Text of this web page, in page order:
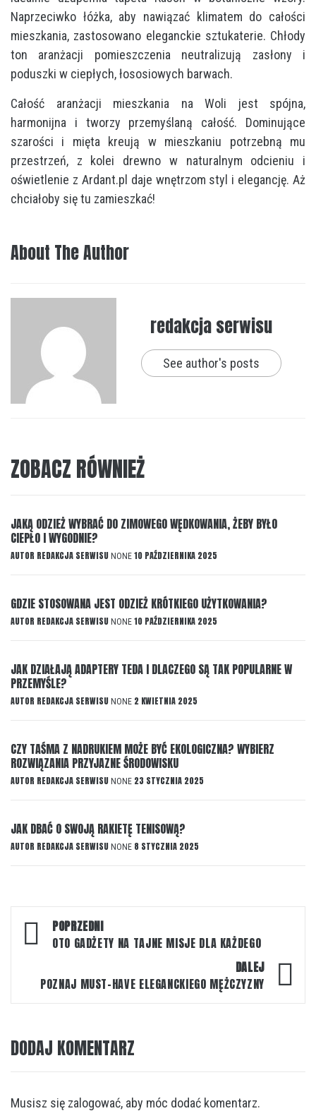
Naprzeciwko łóżka, aby nawiązać klimatem do całości
mieszkania, zastosowano eleganckie sztukaterie. Chłody
ton aranżacji pomieszczenia neutralizują zasłony i
poduszki w ciepłych, łososiowych barwach.
Całość aranżacji mieszkania na Woli jest spójna,
harmonijna i tworzy przemyślaną całość. Dominujące
szarości i mięta kreują w mieszkaniu potrzebną mu
przestrzeń, z kolei drewno w naturalnym odcieniu i
oświetlenie z Ardant.pl daje wnętrzom styl i elegancję. Aż
chciałoby się tu zamieszkać!
About The Author
redakcja serwisu
See author's posts
ZOBACZ RÓWNIEŻ
JAKĄ ODZIEŻ WYBRAĆ DO ZIMOWEGO WĘDKOWANIA, ŻEBY BYŁO
CIEPŁO I WYGODNIE?
AUTOR REDAKCJA SERWISU NONE 10 PAŹDZIERNIKA 2025
GDZIE STOSOWANA JEST ODZIEŻ KRÓTKIEGO UŻYTKOWANIA?
AUTOR REDAKCJA SERWISU NONE 10 PAŹDZIERNIKA 2025
JAK DZIAŁAJĄ ADAPTERY TEDA I DLACZEGO SĄ TAK POPULARNE W
PRZEMYŚLE?
AUTOR REDAKCJA SERWISU NONE 2 KWIETNIA 2025
CZY TAŚMA Z NADRUKIEM MOŻE BYĆ EKOLOGICZNA? WYBIERZ
ROZWIĄZANIA PRZYJAZNE ŚRODOWISKU
AUTOR REDAKCJA SERWISU NONE 23 STYCZNIA 2025
JAK DBAĆ O SWOJĄ RAKIETĘ TENISOWĄ?
AUTOR REDAKCJA SERWISU NONE 8 STYCZNIA 2025
Nawigacja
wpisu
POPRZEDNI
OTO GADŻETY NA TAJNE MISJE DLA KAŻDEGO
DALEJ
POZNAJ MUST-HAVE ELEGANCKIEGO MĘŻCZYZNY
DODAJ KOMENTARZ
Musisz się zalogować, aby móc dodać komentarz.